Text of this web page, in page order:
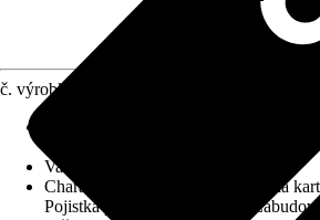
č. výrobku
2 flexibilní připojovací
Varianta
Charakteristické znaky
Keramická
Pojistka proti zpětnému toku,